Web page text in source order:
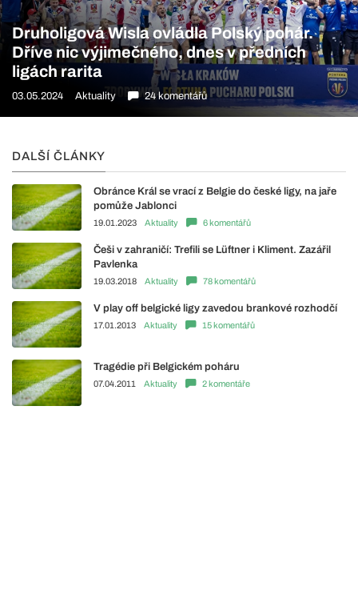
Druholigová Wisla ovládla Polský pohár.
Dříve nic výjimečného, dnes v předních
ligách rarita
03.05.2024 Aktuality 24 komentářů
DALŠÍ ČLÁNKY
Obránce Král se vrací z Belgie do české ligy, na jaře
pomůže Jablonci
19.01.2023 Aktuality 6 komentářů
Češi v zahraničí: Trefili se Lüftner i Kliment. Zazářil
Pavlenka
19.03.2018 Aktuality 78 komentářů
V play off belgické ligy zavedou brankové rozhodčí
17.01.2013 Aktuality 15 komentářů
Tragédie při Belgickém poháru
07.04.2011 Aktuality 2 komentáře